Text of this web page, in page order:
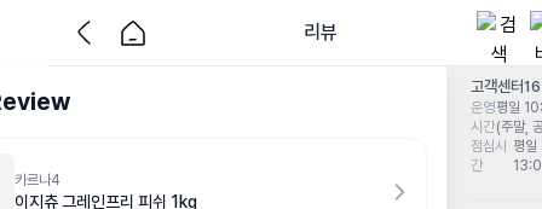
리뷰
카르나4
이지츄 그레인프리 피쉬 1kg
고객센터
운영
시간
평일
(주말,
점심시
간
평